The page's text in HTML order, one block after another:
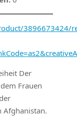
3896673424/
Der
Frauen
Afghanistan.